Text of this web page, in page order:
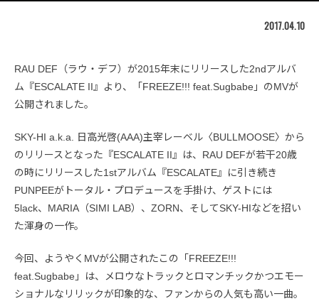
2017.04.10
RAU DEF（ラウ・デフ）が2015年末にリリースした2ndアルバ
ム『ESCALATE II』より、「FREEZE!!! feat.Sugbabe」のMVが
公開されました。
SKY-HI a.k.a. 日高光啓(AAA)主宰レーベル〈BULLMOOSE〉から
のリリースとなった『ESCALATE II』は、RAU DEFが若干20歳
の時にリリースした1stアルバム『ESCALATE』に引き続き
PUNPEEがトータル・プロデュースを手掛け、ゲストには
5lack、MARIA（SIMI LAB）、ZORN、そしてSKY-HIなどを招い
た渾身の一作。
今回、ようやくMVが公開されたこの「FREEZE!!!
feat.Sugbabe」は、メロウなトラックとロマンチックかつエモー
ショナルなリリックが印象的な、ファンからの人気も高い一曲。